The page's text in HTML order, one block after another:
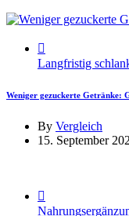
Langfristig
Weniger gezuckerte Getränke:
By Vergleich
15. September